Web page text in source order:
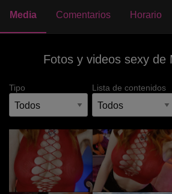
Media Comentarios Horario
Fotos y videos sexy de
Tipo Lista de contenidos